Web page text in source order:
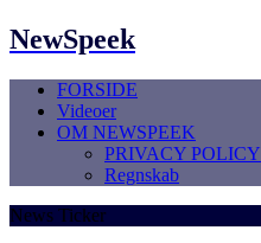
NewSpeek
FORSIDE
Videoer
OM NEWSPEEK
PRIVACY POLICY
Regnskab
News Ticker